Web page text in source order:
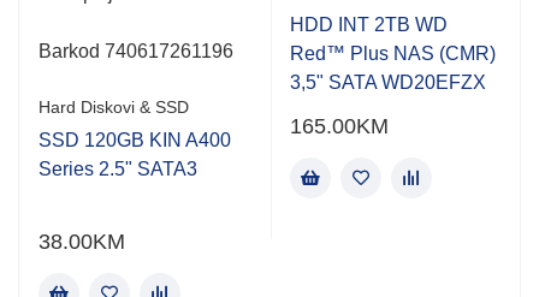
Barkod 740617261196
Hard Diskovi & SSD
SSD 120GB KIN A400
Series 2.5" SATA3
38.00KM
HDD INT 2TB WD
Red™ Plus NAS (CMR)
3,5" SATA WD20EFZX
165.00KM